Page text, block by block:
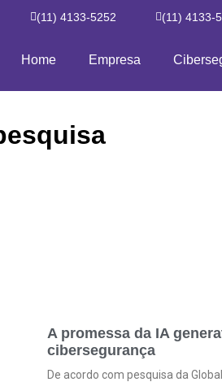
(11) 4133-5252 (11) 4133-
Home Empresa
A promessa da IA
cibersegurança
De acordo com pesquisa da